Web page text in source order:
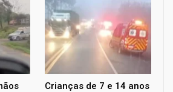
Crianças de 7 e 14 anos